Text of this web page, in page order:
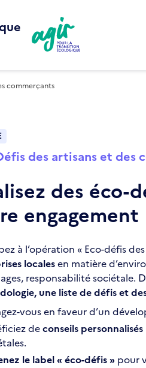
commerçants
des artisans et des
des
engagement
à l’opération « Eco-défis
localesen matière
responsabilité sociétale.
une liste de défis et
vous en faveur d’un
deconseils personnalisés
le label « éco-défis » pour